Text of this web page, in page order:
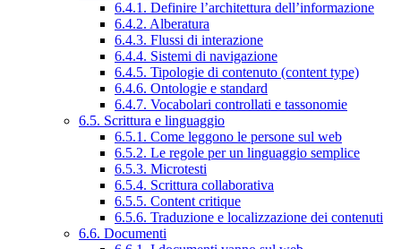
6.4.1. Definire l’architettura dell’informazione
6.4.2. Alberatura
6.4.3. Flussi di interazione
6.4.4. Sistemi di navigazione
6.4.5. Tipologie di contenuto (content type)
6.4.6. Ontologie e standard
6.4.7. Vocabolari controllati e tassonomie
6.5. Scrittura e linguaggio
6.5.1. Come leggono le persone sul web
6.5.2. Le regole per un linguaggio semplice
6.5.3. Microtesti
6.5.4. Scrittura collaborativa
6.5.5. Content critique
6.5.6. Traduzione e localizzazione dei contenuti
6.6. Documenti